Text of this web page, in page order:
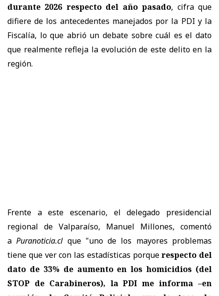
durante 2026 respecto del año pasado, cifra que
difiere de los antecedentes manejados por la PDI y la
Fiscalía, lo que abrió un debate sobre cuál es el dato
que realmente refleja la evolución de este delito en la
región.
Frente a este escenario, el delegado presidencial
regional de Valparaíso, Manuel Millones, comentó
aPuranoticia.clque "uno de los mayores problemas
tiene que ver con las estadísticas porquerespecto del
dato de 33% de aumento en los homicidios (del
STOP de Carabineros), la PDI me informa –en